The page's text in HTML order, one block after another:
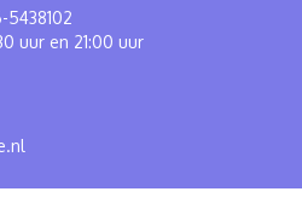
uur en 21:00 uur